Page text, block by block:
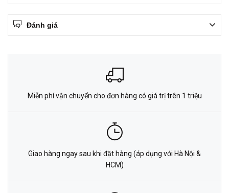
Đánh giá
Miễn phí vận chuyển cho đơn hàng có giá trị trên 1 triệu
Giao hàng ngay sau khi đặt hàng (áp dụng với Hà Nội &
HCM)